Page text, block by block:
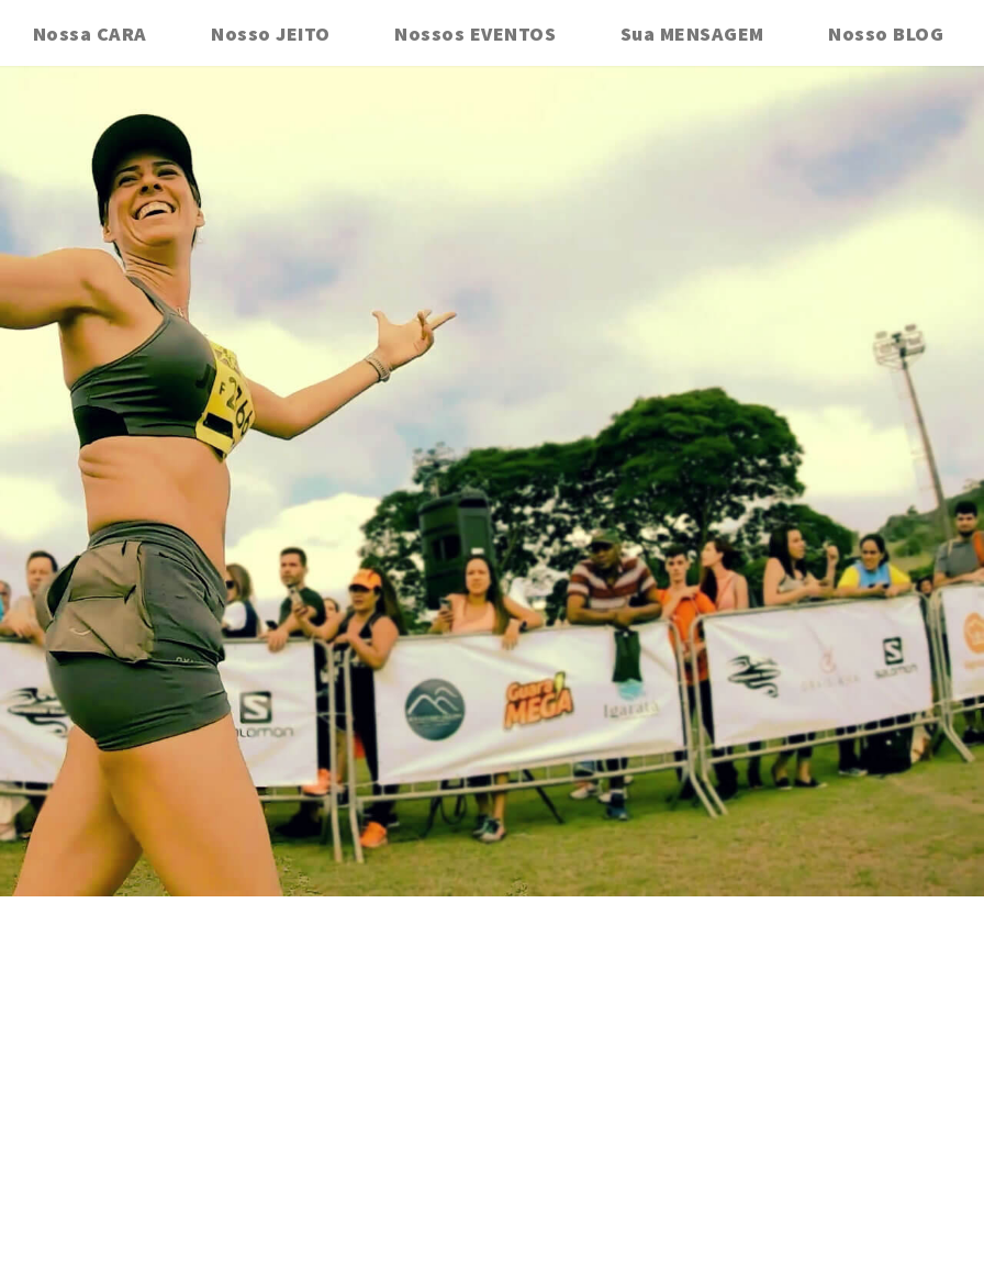
Nossa CARA Nosso JEITO Nossos EVENTOS Sua MENSAGEM Nosso BLOG